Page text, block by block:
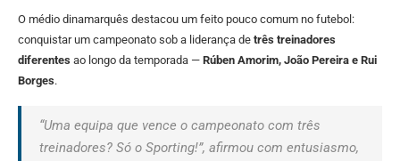
O médio dinamarquês destacou um feito pouco comum no futebol:
conquistar um campeonato sob a liderança de três treinadores
diferentes ao longo da temporada — Rúben Amorim, João Pereira e Rui
Borges.
“Uma equipa que vence o campeonato com três
treinadores? Só o Sporting!”, afirmou com entusiasmo,